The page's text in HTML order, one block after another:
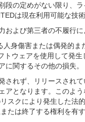
段の定めがない限り、
は現在利用可能な技
よび第三者の不履行
身傷害または偶発的
トウェアを使用して発
に関するその他の損失。
れず、リリースされ
アとなります。このよ
スクにより発生した
たは終了する権利を有す